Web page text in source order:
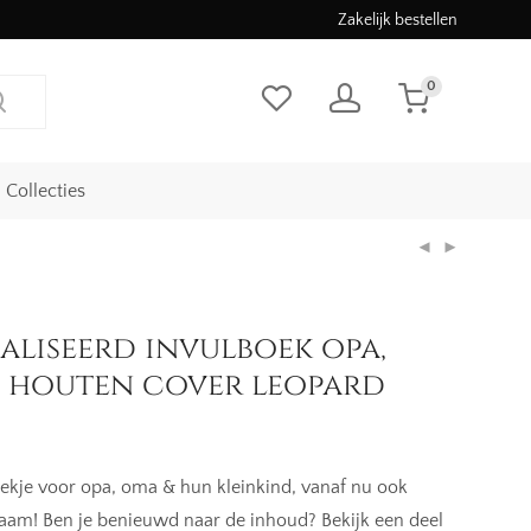
Zakelijk bestellen
0
Collecties
invulboek opa,
houten cover leopard
voor opa, oma & hun kleinkind, vanaf nu ook
Ben je benieuwd naar de inhoud? Bekijk een deel